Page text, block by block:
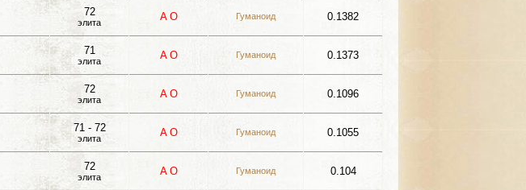
72
элита A О Гуманоид 0.1382
71
элита A О Гуманоид 0.1373
72
элита A О Гуманоид 0.1096
71 - 72
элита A О Гуманоид 0.1055
72
элита A О Гуманоид 0.104